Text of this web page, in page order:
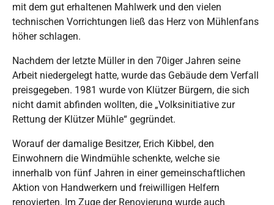
mit dem gut erhaltenen Mahlwerk und den vielen
technischen Vorrichtungen ließ das Herz von Mühlenfans
höher schlagen.
Nachdem der letzte Müller in den 70iger Jahren seine
Arbeit niedergelegt hatte, wurde das Gebäude dem Verfall
preisgegeben. 1981 wurde von Klützer Bürgern, die sich
nicht damit abfinden wollten, die „Volksinitiative zur
Rettung der Klützer Mühle“ gegründet.
Worauf der damalige Besitzer, Erich Kibbel, den
Einwohnern die Windmühle schenkte, welche sie
innerhalb von fünf Jahren in einer gemeinschaftlichen
Aktion von Handwerkern und freiwilligen Helfern
renovierten. Im Zuge der Renovierung wurde auch